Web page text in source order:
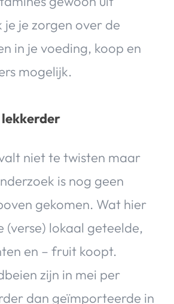
je je zorgen over de
in je voeding, koop en
mogelijk.
lekkerder
niet te twisten maar
is nog geen
gekomen. Wat hier
(verse) lokaal geteelde,
en – fruit koopt.
zijn in mei per
dan geïmporteerde in